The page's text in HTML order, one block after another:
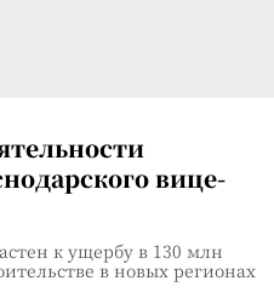
вице-
к ущербу в 130 млн
в новых регионах